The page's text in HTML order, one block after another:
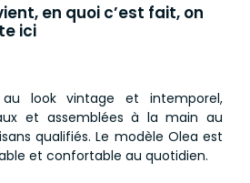
en quoi c’est fait, on
ici
au look vintage et intemporel,
et assemblées à la main au
qualifiés. Le modèle Olea est
et confortable au quotidien.